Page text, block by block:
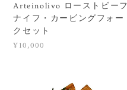
Arteinolivo ローストビーフ
ナイフ・カービングフォー
クセット
¥10,000